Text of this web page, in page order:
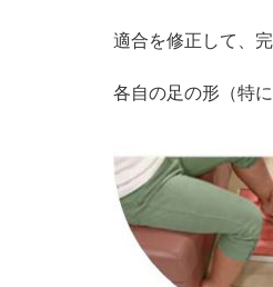
適合を修正して、
各自の足の形（特